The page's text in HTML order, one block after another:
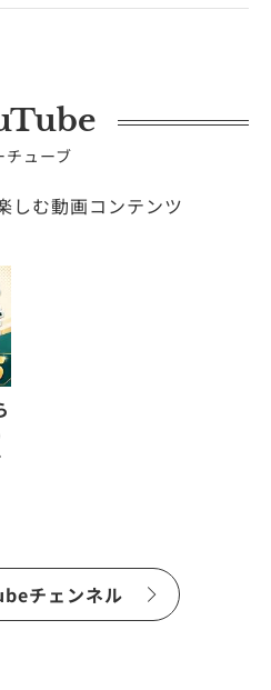
チューブ
しむ動画コンテンツ
チェンネル